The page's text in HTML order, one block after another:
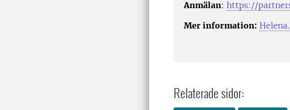
Anmälan: https://
Mer information:
Relaterade sidor: